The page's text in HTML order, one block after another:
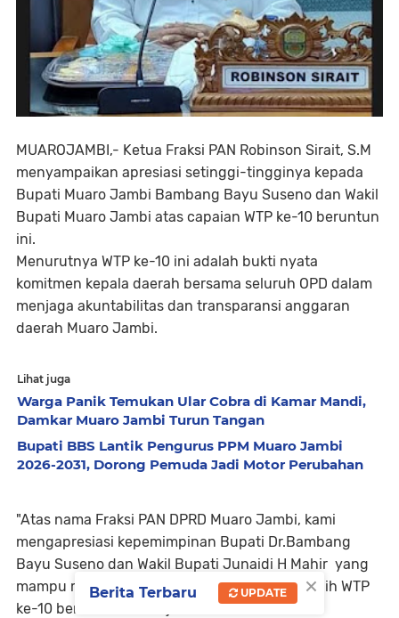
MUAROJAMBI,- Ketua Fraksi PAN Robinson Sirait, S.M
menyampaikan apresiasi setinggi-tingginya kepada
Bupati Muaro Jambi Bambang Bayu Suseno dan Wakil
Bupati Muaro Jambi atas capaian WTP ke-10 beruntun
ini.
Menurutnya WTP ke-10 ini adalah bukti nyata
komitmen kepala daerah bersama seluruh OPD dalam
menjaga akuntabilitas dan transparansi anggaran
daerah Muaro Jambi.
Lihat juga
Warga Panik Temukan Ular Cobra di Kamar Mandi,
Damkar Muaro Jambi Turun Tangan
Bupati BBS Lantik Pengurus PPM Muaro Jambi
2026-2031, Dorong Pemuda Jadi Motor Perubahan
"Atas nama Fraksi PAN DPRD Muaro Jambi, kami
mengapresiasi kepemimpinan Bupati Dr.Bambang
Bayu Suseno dan Wakil Bupati Junaidi H Mahir yang
mampu membawa Pemkab Muaro Jambi meraih WTP
ke-10 beruntun. Ini kerja keras bersama," kata
×
Berita Terbaru UPDATE